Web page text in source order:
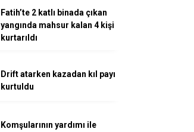
Fatih’te 2 katlı binada çıkan
yangında mahsur kalan 4 kişi
kurtarıldı
Drift atarken kazadan kıl payı
kurtuldu
Komşularının yardımı ile